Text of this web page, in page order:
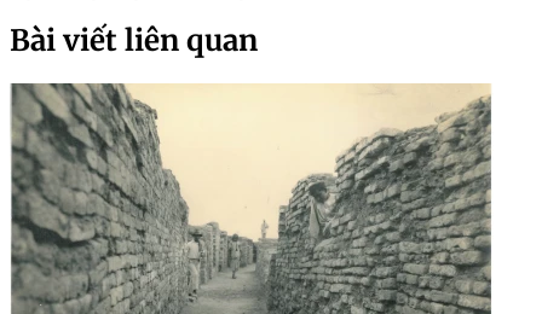
Bài viết liên quan